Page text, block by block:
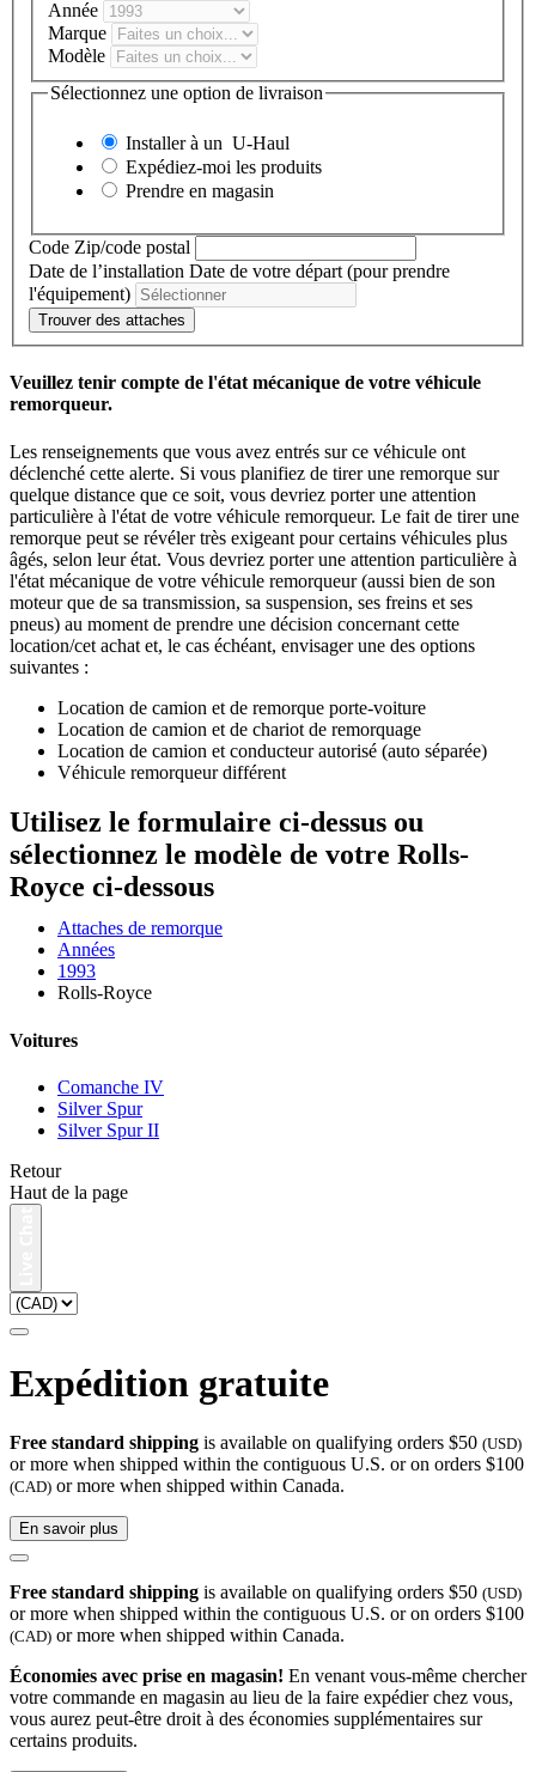
Année
Marque
Modèle
Sélectionnez une option de livraison
Installer à un U-Haul
Expédiez-moi les produits
Prendre en magasin
Code Zip/code postal
Date de l’installation Date de votre départ (pour prendre
l'équipement)
Trouver des attaches
Veuillez tenir compte de l'état mécanique de votre véhicule
remorqueur.
Les renseignements que vous avez entrés sur ce véhicule ont
déclenché cette alerte. Si vous planifiez de tirer une remorque sur
quelque distance que ce soit, vous devriez porter une attention
particulière à l'état de votre véhicule remorqueur. Le fait de tirer une
remorque peut se révéler très exigeant pour certains véhicules plus
âgés, selon leur état. Vous devriez porter une attention particulière à
l'état mécanique de votre véhicule remorqueur (aussi bien de son
moteur que de sa transmission, sa suspension, ses freins et ses
pneus) au moment de prendre une décision concernant cette
location/cet achat et, le cas échéant, envisager une des options
suivantes :
Location de camion et de remorque porte-voiture
Location de camion et de chariot de remorquage
Location de camion et conducteur autorisé (auto séparée)
Véhicule remorqueur différent
Utilisez le formulaire ci-dessus ou
sélectionnez le modèle de votre Rolls-
Royce ci-dessous
Attaches de remorque
Années
1993
Rolls-Royce
Voitures
Comanche IV
Silver Spur
Silver Spur II
Retour
Haut de la page
Expédition gratuite
Free standard shipping is available on qualifying orders $50 (USD)
or more when shipped within the contiguous U.S. or on orders $100
(CAD) or more when shipped within Canada.
En savoir plus
Free standard shipping is available on qualifying orders $50 (USD)
or more when shipped within the contiguous U.S. or on orders $100
(CAD) or more when shipped within Canada.
Économies avec prise en magasin! En venant vous-même chercher
votre commande en magasin au lieu de la faire expédier chez vous,
vous aurez peut-être droit à des économies supplémentaires sur
certains produits.